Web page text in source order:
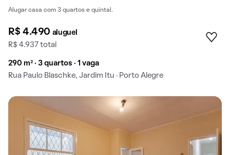
Alugar casa com 3 quartos e quintal.
R$ 4.490 aluguel
R$ 4.937 total
290 m² · 3 quartos · 1 vaga
Rua Paulo Blaschke, Jardim Itu · Porto Alegre